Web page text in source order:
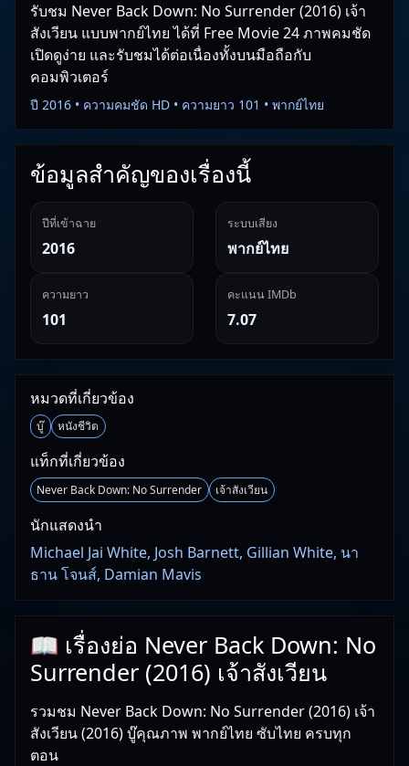
รับชม Never Back Down: No Surrender (2016) เจ้า
สังเวียน แบบพากย์ไทย ได้ที่ Free Movie 24 ภาพคมชัด
เปิดดูง่าย และรับชมได้ต่อเนื่องทั้งบนมือถือกับ
คอมพิวเตอร์
ปี 2016 • ความคมชัด HD • ความยาว 101 • พากย์ไทย
ข้อมูลสำคัญของเรื่องนี้
ปีที่เข้าฉาย
2016
ระบบเสียง
พากย์ไทย
ความยาว
101
คะแนน IMDb
7.07
หมวดที่เกี่ยวข้อง
บู๊ หนังชีวิต
แท็กที่เกี่ยวข้อง
Never Back Down: No Surrender เจ้าสังเวียน
นักแสดงนำ
Michael Jai White, Josh Barnett, Gillian White, นา
ธาน โจนส์, Damian Mavis
📖 เรื่องย่อ Never Back Down: No
Surrender (2016) เจ้าสังเวียน
รวมชม Never Back Down: No Surrender (2016) เจ้า
สังเวียน (2016) บู๊คุณภาพ พากย์ไทย ซับไทย ครบทุก
ตอน